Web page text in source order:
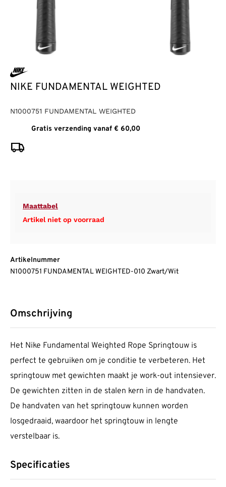
NIKE FUNDAMENTAL WEIGHTED
N1000751 FUNDAMENTAL WEIGHTED
Gratis verzending vanaf € 60,00
Maattabel
Artikel niet op voorraad
Artikelnummer
N1000751 FUNDAMENTAL WEIGHTED-010 Zwart/Wit
Omschrijving
Het Nike Fundamental Weighted Rope Springtouw is
perfect te gebruiken om je conditie te verbeteren. Het
springtouw met gewichten maakt je work-out intensiever.
De gewichten zitten in de stalen kern in de handvaten.
De handvaten van het springtouw kunnen worden
losgedraaid, waardoor het springtouw in lengte
verstelbaar is.
Specificaties